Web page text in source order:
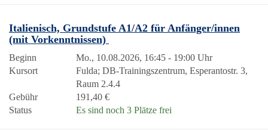
Italienisch, Grundstufe A1/A2 für Anfänger/innen
(mit Vorkenntnissen)
Beginn
Mo., 10.08.2026, 16:45 - 19:00 Uhr
Kursort
Fulda; DB-Trainingszentrum, Esperantostr. 3,
Raum 2.4.4
Gebühr
191,40 €
Status
Es sind noch 3 Plätze frei